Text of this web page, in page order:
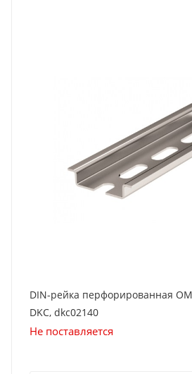
DIN-рейка перфорированная
DKC, dkc02140
Не поставляется